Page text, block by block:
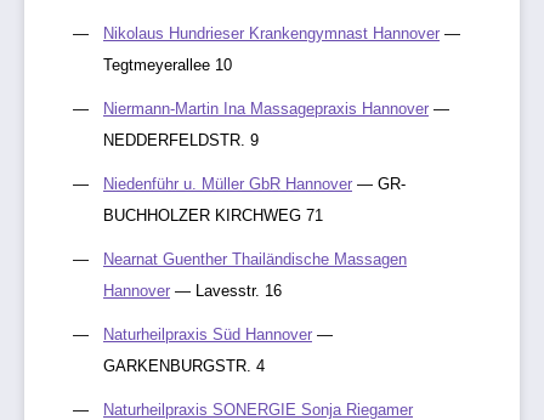
Nikolaus Hundrieser Krankengymnast Hannover —
Tegtmeyerallee 10
Niermann-Martin Ina Massagepraxis Hannover —
NEDDERFELDSTR. 9
Niedenführ u. Müller GbR Hannover — GR-
BUCHHOLZER KIRCHWEG 71
Nearnat Guenther Thailändische Massagen
Hannover — Lavesstr. 16
Naturheilpraxis Süd Hannover —
GARKENBURGSTR. 4
Naturheilpraxis SONERGIE Sonja Riegamer